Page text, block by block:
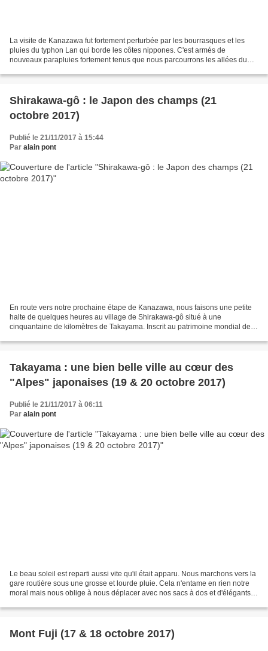
La visite de Kanazawa fut fortement perturbée par les bourrasques et les
pluies du typhon Lan qui borde les côtes nippones. C'est armés de
nouveaux parapluies fortement tenus que nous parcourrons les allées du
Shirakawa-gô : le Japon des champs (21
octobre 2017)
Publié le 21/11/2017 à 15:44
Par alain pont
En route vers notre prochaine étape de Kanazawa, nous faisons une petite
halte de quelques heures au village de Shirakawa-gô situé à une
cinquantaine de kilomètres de Takayama. Inscrit au patrimoine mondial de
Takayama : une bien belle ville au cœur des
"Alpes" japonaises (19 & 20 octobre 2017)
Publié le 21/11/2017 à 06:11
Par alain pont
Le beau soleil est reparti aussi vite qu'il était apparu. Nous marchons vers la
gare routière sous une grosse et lourde pluie. Cela n'entame en rien notre
moral mais nous oblige à nous déplacer avec nos sacs à dos et d'élégants
Mont Fuji (17 & 18 octobre 2017)